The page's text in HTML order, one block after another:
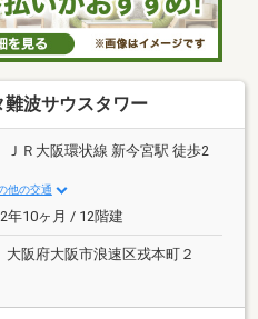
難波サウスタワー
ＪＲ大阪環状線 新今宮駅 徒歩2
他の交通
年10ヶ月 / 12階建
大阪府大阪市浪速区戎本町２